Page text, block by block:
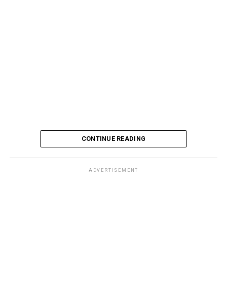
CONTINUE READING
ADVERTISEMENT